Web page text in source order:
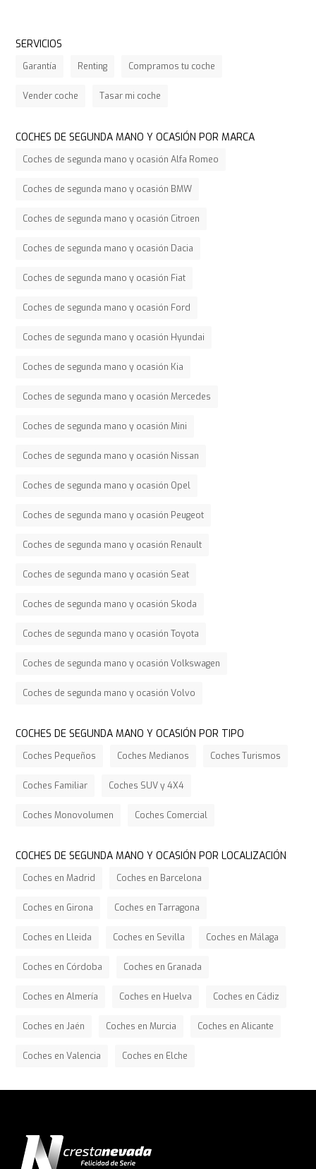
SERVICIOS
Garantía Renting Compramos tu coche
Vender coche Tasar mi coche
COCHES DE SEGUNDA MANO Y OCASIÓN POR MARCA
Coches de segunda mano y ocasión Alfa Romeo
Coches de segunda mano y ocasión BMW
Coches de segunda mano y ocasión Citroen
Coches de segunda mano y ocasión Dacia
Coches de segunda mano y ocasión Fiat
Coches de segunda mano y ocasión Ford
Coches de segunda mano y ocasión Hyundai
Coches de segunda mano y ocasión Kia
Coches de segunda mano y ocasión Mercedes
Coches de segunda mano y ocasión Mini
Coches de segunda mano y ocasión Nissan
Coches de segunda mano y ocasión Opel
Coches de segunda mano y ocasión Peugeot
Coches de segunda mano y ocasión Renault
Coches de segunda mano y ocasión Seat
Coches de segunda mano y ocasión Skoda
Coches de segunda mano y ocasión Toyota
Coches de segunda mano y ocasión Volkswagen
Coches de segunda mano y ocasión Volvo
COCHES DE SEGUNDA MANO Y OCASIÓN POR TIPO
Coches Pequeños Coches Medianos Coches Turismos
Coches Familiar Coches SUV y 4X4
Coches Monovolumen Coches Comercial
COCHES DE SEGUNDA MANO Y OCASIÓN POR LOCALIZACIÓN
Coches en Madrid Coches en Barcelona
Coches en Girona Coches en Tarragona
Coches en Lleida Coches en Sevilla Coches en Málaga
Coches en Córdoba Coches en Granada
Coches en Almería Coches en Huelva Coches en Cádiz
Coches en Jaén Coches en Murcia Coches en Alicante
Coches en Valencia Coches en Elche